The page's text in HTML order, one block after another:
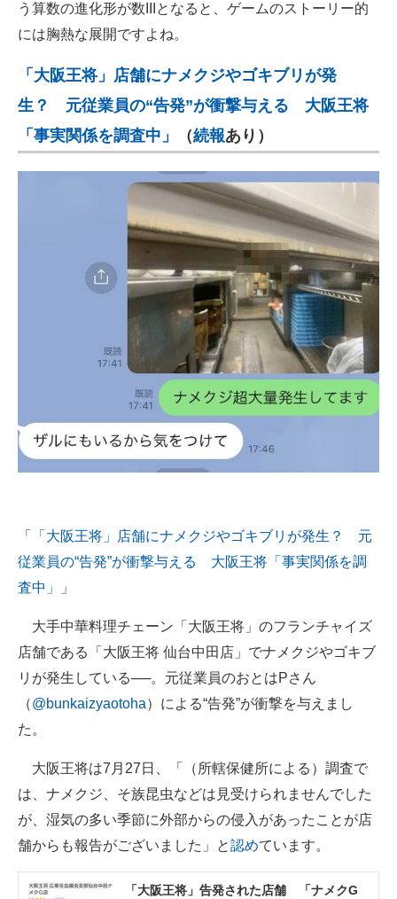
う算数の進化形が数IIIとなると、ゲームのストーリー的
には胸熱な展開ですよね。
「大阪王将」店舗にナメクジやゴキブリが発
生？ 元従業員の“告発”が衝撃与える 大阪王将
「事実関係を調査中」
（続報あり）
「
「大阪王将」店舗にナメクジやゴキブリが発生？ 元
従業員の“告発”が衝撃与える 大阪王将「事実関係を調
査中」
」
大手中華料理チェーン「大阪王将」のフランチャイズ
店舗である「大阪王将 仙台中田店」でナメクジやゴキブ
リが発生している──。元従業員のおとはPさん
（@bunkaizyaotoha）による“告発”が衝撃を与えまし
た。
大阪王将は7月27日、「（所轄保健所による）調査で
は、ナメクジ、そ族昆虫などは見受けられませんでした
が、湿気の多い季節に外部からの侵入があったことが店
舗からも報告がございました」と認めています。
「大阪王将」告発された店舗 「ナメクG